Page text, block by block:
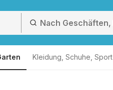
Kleidung, Schuhe, Sport